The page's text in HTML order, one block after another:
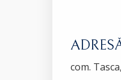
com.